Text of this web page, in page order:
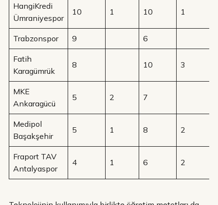
HangiKredi
Ümraniyespor
10 1 10 1
Trabzonspor 9 6
Fatih
Karagümrük
8 10 3
MKE
Ankaragücü
5 2 7
Medipol
Başakşehir
5 1 8 2
Fraport TAV
Antalyaspor
4 1 6 2